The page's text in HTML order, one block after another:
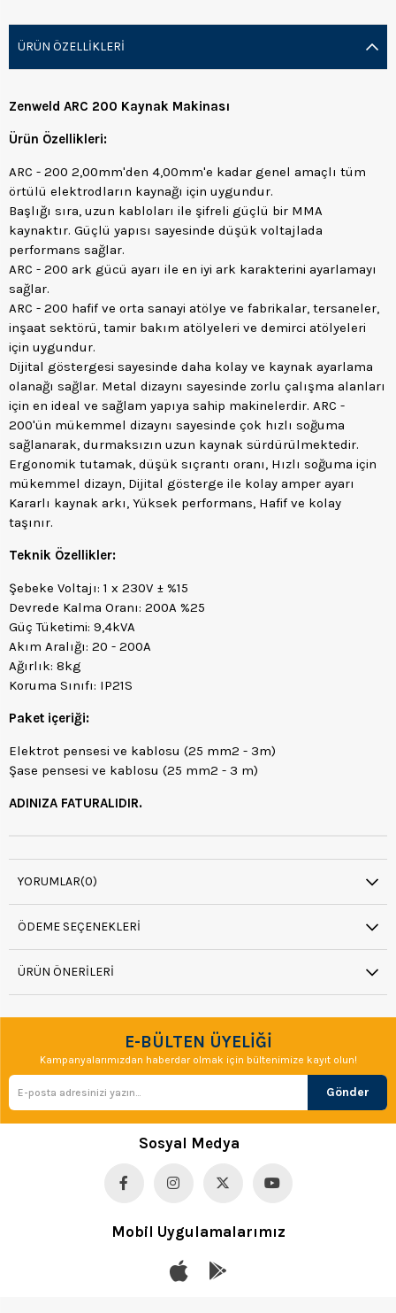
ÜRÜN ÖZELLIKLERI
Zenweld ARC 200 Kaynak Makinası
Ürün Özellikleri:
ARC - 200 2,00mm'den 4,00mm'e kadar genel amaçlı tüm
örtülü elektrodların kaynağı için uygundur.
Başlığı sıra, uzun kabloları ile şifreli güçlü bir MMA
kaynaktır. Güçlü yapısı sayesinde düşük voltajlada
performans sağlar.
ARC - 200 ark gücü ayarı ile en iyi ark karakterini ayarlamayı
sağlar.
ARC - 200 hafif ve orta sanayi atölye ve fabrikalar, tersaneler,
inşaat sektörü, tamir bakım atölyeleri ve demirci atölyeleri
için uygundur.
Dijital göstergesi sayesinde daha kolay ve kaynak ayarlama
olanağı sağlar. Metal dizaynı sayesinde zorlu çalışma alanları
için en ideal ve sağlam yapıya sahip makinelerdir. ARC -
200'ün mükemmel dizaynı sayesinde çok hızlı soğuma
sağlanarak, durmaksızın uzun kaynak sürdürülmektedir.
Ergonomik tutamak, düşük sıçrantı oranı, Hızlı soğuma için
mükemmel dizayn, Dijital gösterge ile kolay amper ayarı
Kararlı kaynak arkı, Yüksek performans, Hafif ve kolay
taşınır.
Teknik Özellikler:
Şebeke Voltajı: 1 x 230V ± %15
Devrede Kalma Oranı: 200A %25
Güç Tüketimi: 9,4kVA
Akım Aralığı: 20 - 200A
Ağırlık: 8kg
Koruma Sınıfı: IP21S
Paket içeriği:
Elektrot pensesi ve kablosu (25 mm2 - 3m)
Şase pensesi ve kablosu (25 mm2 - 3 m)
ADINIZA FATURALIDIR.
YORUMLAR(0)
ÖDEME SEÇENEKLERI
ÜRÜN ÖNERILERI
E-BÜLTEN ÜYELİĞİ
Kampanyalarımızdan haberdar olmak için bültenimize kayıt olun!
Gönder
Sosyal Medya
Mobil Uygulamalarımız